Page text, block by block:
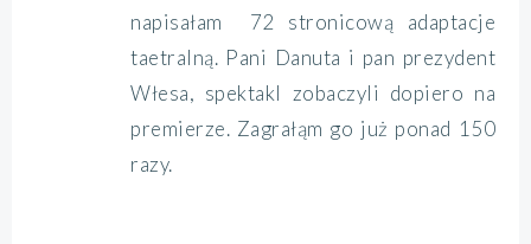
napisałam 72 stronicową adaptacje
taetralną. Pani Danuta i pan prezydent
Włesa, spektakl zobaczyli dopiero na
premierze. Zagrałąm go już ponad 150
razy.